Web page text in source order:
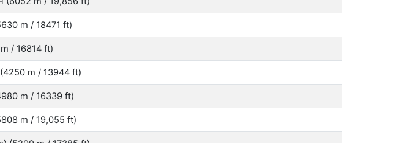
m / 18471 ft)
/ 16814 ft)
m / 13944 ft)
m / 16339 ft)
m / 19,055 ft)